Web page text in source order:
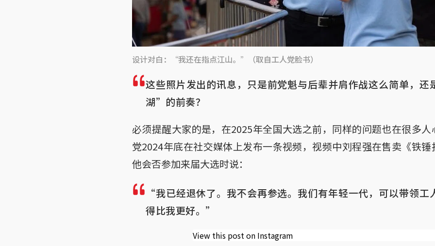
设计对白：“我还在指点江山。”（取自工人党脸书）
这些照片发出的讯息，只是前党魁与后辈并肩作战这么简单，
湖”的前奏？
必须提醒大家的是，在2025年全国大选之前，同样的问题也在很多
党2024年底在社交媒体上发布一条视频，视频中刘程强在售卖《铁
他会否参加来届大选时说：
“我已经退休了。我不会再参选。我们有年轻一代，可以带领工
得比我更好。”
View this post on Instagram